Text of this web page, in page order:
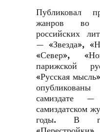
Публиковал
жанров во
российских
— «Звезда»,
«Север»,
парижской
«Русская
самиздате —
самиздатском
годы. В